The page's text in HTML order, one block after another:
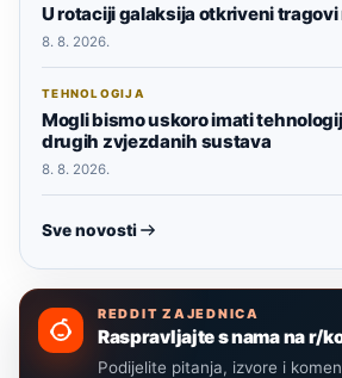
U rotaciji galaksija otkriveni
8. 8. 2026.
TEHNOLOGIJA
Mogli bismo uskoro imati
drugih zvjezdanih sustava
8. 8. 2026.
Sve novosti
REDDIT ZAJEDNICA
Raspravljajte s nama na r/
Podijelite pitanja, izvore i